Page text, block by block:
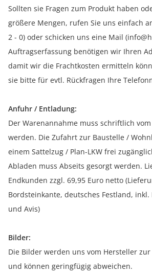
Sollten sie Fragen zum Produkt haben
größere Mengen, rufen Sie uns einfach
2 - 0) oder schicken uns eine Mail
Auftragserfassung benötigen wir Ihren
damit wir die Frachtkosten ermitteln
sie bitte für evtl. Rückfragen Ihre
Anfuhr / Entladung:
Der Warenannahme muss schriftlich
werden. Die Zufahrt zur Baustelle /
einem Sattelzug / Plan-LKW frei
Abladen muss Abseits gesorgt werden.
Endkunden zzgl. 69,95 Euro netto
Bordsteinkante, deutsches Festland,
und Avis)
Bilder:
Die Bilder werden uns vom Hersteller
und können geringfügig abweichen.